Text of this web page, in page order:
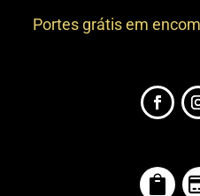
Portes grátis em
